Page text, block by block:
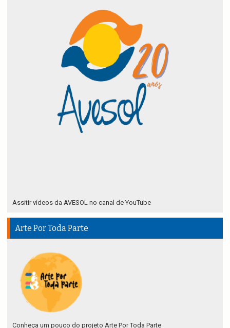
Assitir vídeos da AVESOL no canal de YouTube
Arte Por Toda Parte
Conheça um pouco do projeto Arte Por Toda Parte